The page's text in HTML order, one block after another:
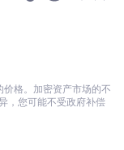
格。加密资产市场的不
，您可能不受政府补偿